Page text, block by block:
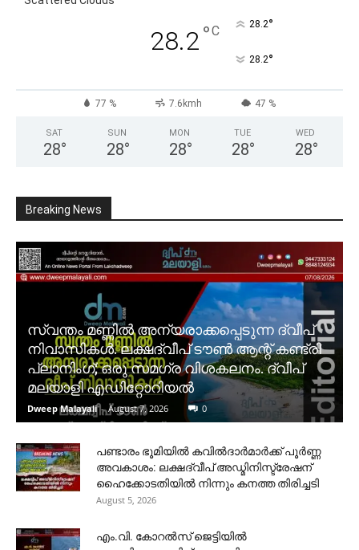
28.2°C 28.2°
28.2°
77 % 7.6kmh 47 %
SAT
28°
SUN
28°
MON
28°
TUE
28°
WED
28°
Breaking News
സ്വന്തം മണ്ണിൽ അന്യരാക്കപ്പെടുന്ന ദ്വീപ്
നിവാസികൾ. ലക്ഷദ്വീപ് ടൗൺ ആന്റ് കണ്ട്രി
പ്ലാനിംഗ്; ഒരു സമഗ്ര വിശകലനം. ദ്വീപ്
മലയാളി എഡിറ്റോറിയൽ
Dweep Malayali - August 7, 2026 0
പണ്ടാരം ഭൂമിയിൽ കവിൽദാർമാർക്ക് പൂർണ്ണ
അവകാശം: ലക്ഷദ്വീപ് അഡ്മിനിസ്ട്രേഷന്
ഹൈക്കോടതിയിൽ നിന്നും കനത്ത തിരിച്ചടി
August 5, 2026
​എം.വി. കോറൽസ് ജെട്ടിയിൽ